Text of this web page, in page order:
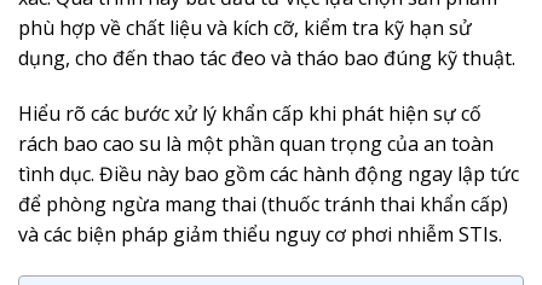
phù hợp về chất liệu và kích cỡ, kiểm tra kỹ hạn sử
dụng, cho đến thao tác đeo và tháo bao đúng kỹ thuật.
Hiểu rõ các bước xử lý khẩn cấp khi phát hiện sự cố
rách bao cao su là một phần quan trọng của an toàn
tình dục. Điều này bao gồm các hành động ngay lập tức
để phòng ngừa mang thai (thuốc tránh thai khẩn cấp)
và các biện pháp giảm thiểu nguy cơ phơi nhiễm STIs.